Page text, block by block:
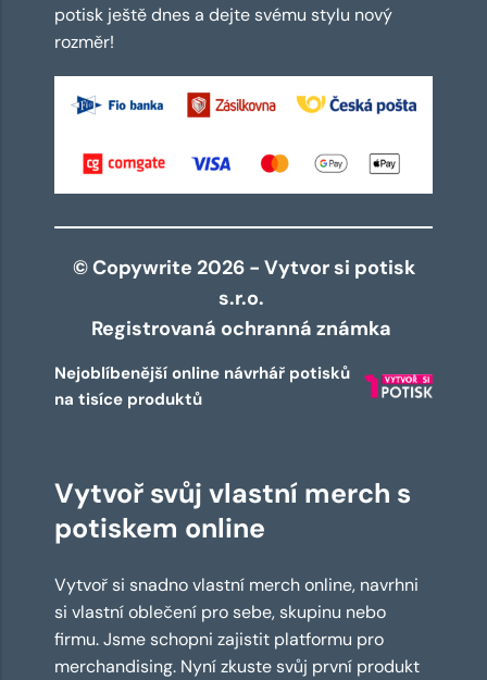
potisk ještě dnes a dejte svému stylu nový
rozměr!
© Copywrite 2026 - Vytvor si potisk
s.r.o.
Registrovaná ochranná známka
Nejoblíbenější online návrhář potisků
na tisíce produktů
Vytvoř svůj vlastní merch s
potiskem online
Vytvoř si snadno vlastní merch online, navrhni
si vlastní oblečení pro sebe, skupinu nebo
firmu. Jsme schopni zajistit platformu pro
merchandising. Nyní zkuste svůj první produkt